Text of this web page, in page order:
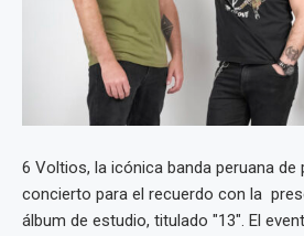
6 Voltios, la icónica banda peruana de
concierto para el recuerdo con la
álbum de estudio, titulado "13". El